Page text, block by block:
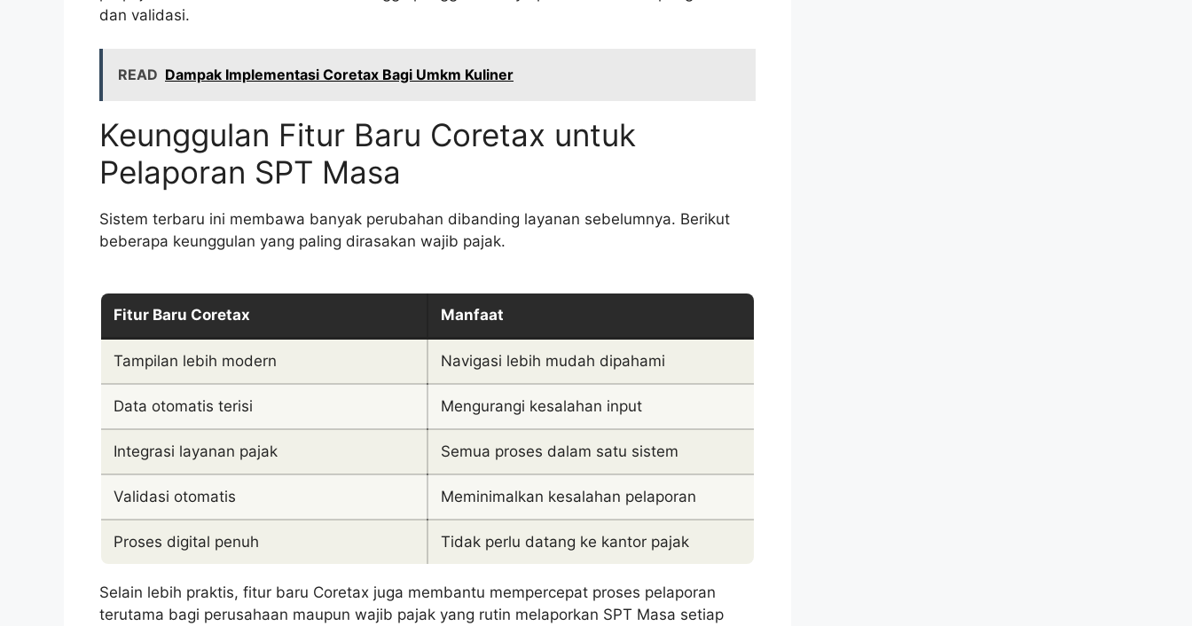
dan validasi.
READ Dampak Implementasi Coretax Bagi Umkm Kuliner
Keunggulan Fitur Baru Coretax untuk
Pelaporan SPT Masa
Sistem terbaru ini membawa banyak perubahan dibanding layanan sebelumnya. Berikut
beberapa keunggulan yang paling dirasakan wajib pajak.
Fitur Baru Coretax Manfaat
Tampilan lebih modern Navigasi lebih mudah dipahami
Data otomatis terisi Mengurangi kesalahan input
Integrasi layanan pajak Semua proses dalam satu sistem
Validasi otomatis Meminimalkan kesalahan pelaporan
Proses digital penuh Tidak perlu datang ke kantor pajak
Selain lebih praktis, fitur baru Coretax juga membantu mempercepat proses pelaporan
terutama bagi perusahaan maupun wajib pajak yang rutin melaporkan SPT Masa setiap